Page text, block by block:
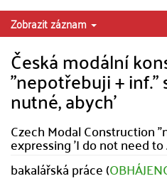
Zobrazit záznam
Česká modální
"nepotřebuji +
nutné, abych'
Czech Modal Construction
expressing 'I do not need to
bakalářská práce (